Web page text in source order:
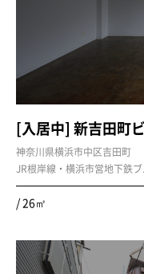
[入居中] 新吉田町
神奈川県横浜市中区吉田町
JR根岸線・横浜市営地下鉄
/ 26㎡